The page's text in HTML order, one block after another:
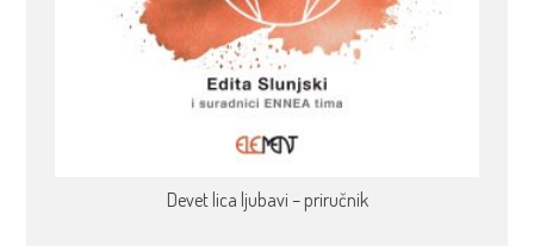
Devet lica ljubavi – priručnik